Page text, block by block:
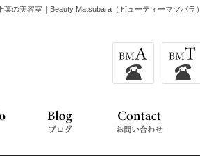
葉の美容室｜Beauty Matsubara（ビューティーマツバラ）